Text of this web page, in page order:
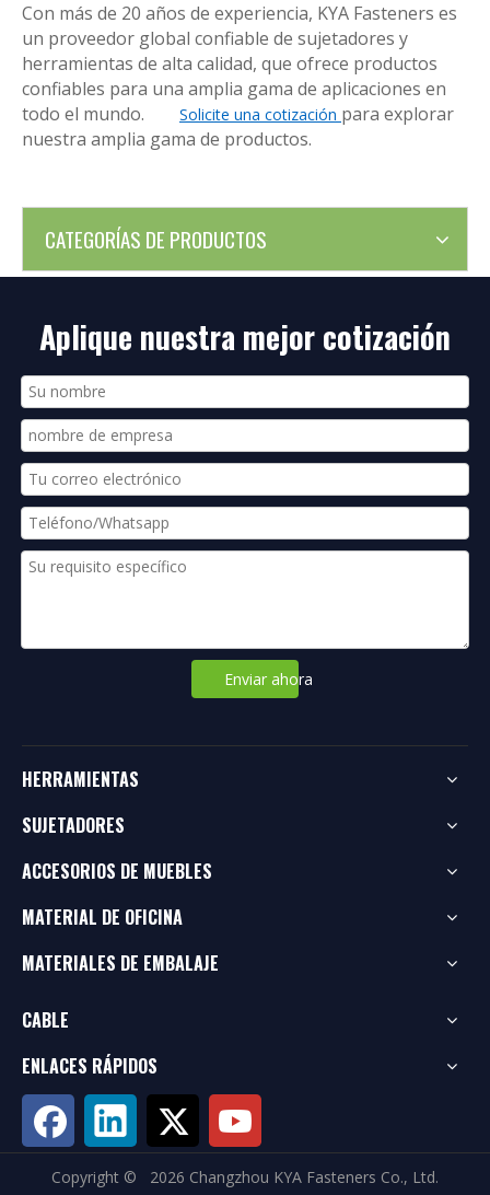
Con más de 20 años de experiencia, KYA Fasteners es
un proveedor global confiable de sujetadores y
herramientas de alta calidad, que ofrece productos
confiables para una amplia gama de aplicaciones en
todo el mundo. Solicite una cotización para explorar
nuestra amplia gama de productos.
CATEGORÍAS DE PRODUCTOS
Aplique nuestra mejor cotización
Enviar ahora
HERRAMIENTAS
SUJETADORES
ACCESORIOS DE MUEBLES
MATERIAL DE OFICINA
MATERIALES DE EMBALAJE
CABLE
ENLACES RÁPIDOS
Copyright © 2026 Changzhou KYA Fasteners Co., Ltd.